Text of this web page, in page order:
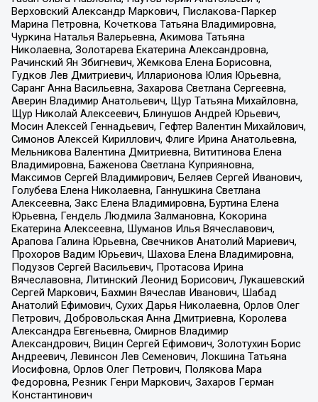
Верховский Александр Маркович, Пислакова-Паркер
Марина Петровна, Кочеткова Татьяна Владимировна,
Чуркина Наталья Валерьевна, Акимова Татьяна
Николаевна, Золотарева Екатерина Александровна,
Рачинский Ян Збигневич, Жемкова Елена Борисовна,
Гудков Лев Дмитриевич, Илларионова Юлия Юрьевна,
Саранг Анна Васильевна, Захарова Светлана Сергеевна,
Аверин Владимир Анатольевич, Щур Татьяна Михайловна,
Щур Николай Алексеевич, Блинушов Андрей Юрьевич,
Мосин Алексей Геннадьевич, Гефтер Валентин Михайлович,
Симонов Алексей Кириллович, Флиге Ирина Анатольевна,
Мельникова Валентина Дмитриевна, Вититинова Елена
Владимировна, Баженова Светлана Куприяновна,
Максимов Сергей Владимирович, Беляев Сергей Иванович,
Голубева Елена Николаевна, Ганнушкина Светлана
Алексеевна, Закс Елена Владимировна, Буртина Елена
Юрьевна, Гендель Людмила Залмановна, Кокорина
Екатерина Алексеевна, Шуманов Илья Вячеславович,
Арапова Галина Юрьевна, Свечников Анатолий Мариевич,
Прохоров Вадим Юрьевич, Шахова Елена Владимировна,
Подузов Сергей Васильевич, Протасова Ирина
Вячеславовна, Литинский Леонид Борисович, Лукашевский
Сергей Маркович, Бахмин Вячеслав Иванович, Шабад
Анатолий Ефимович, Сухих Дарья Николаевна, Орлов Олег
Петрович, Добровольская Анна Дмитриевна, Королева
Александра Евгеньевна, Смирнов Владимир
Александрович, Вицин Сергей Ефимович, Золотухин Борис
Андреевич, Левинсон Лев Семенович, Локшина Татьяна
Иосифовна, Орлов Олег Петрович, Полякова Мара
Федоровна, Резник Генри Маркович, Захаров Герман
Константинович